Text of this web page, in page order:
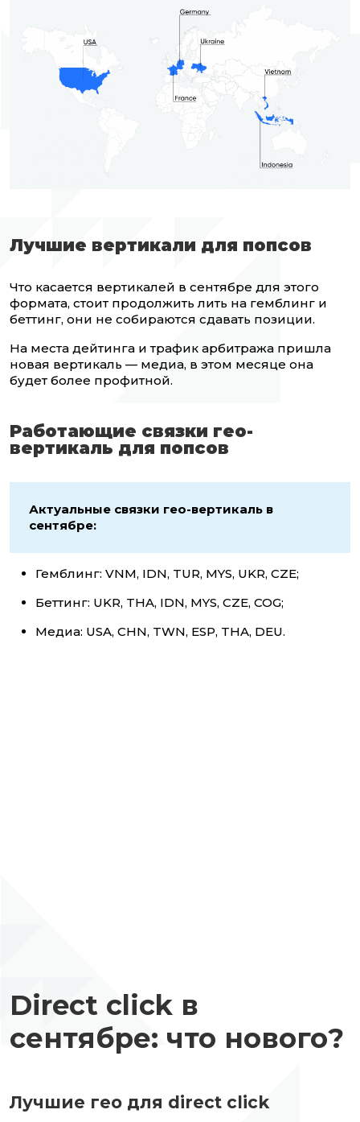
Лучшие вертикали для попсов
Что касается вертикалей в сентябре для этого
формата, стоит продолжить лить на гемблинг и
беттинг, они не собираются сдавать позиции.
На места дейтинга и трафик арбитража пришла
новая вертикаль — медиа, в этом месяце она
будет более профитной.
Работающие связки гео-
вертикаль для попсов
Актуальные связки гео-вертикаль в
сентябре:
Гемблинг: VNM, IDN, TUR, MYS, UKR, CZE;
Беттинг: UKR, THA, IDN, MYS, CZE, COG;
Медиа: USA, CHN, TWN, ESP, THA, DEU.
Direct click в
сентябре: что нового?
Лучшие гео для direct click